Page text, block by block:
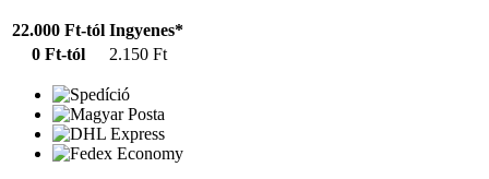
22.000 Ft-tól Ingyenes*
0 Ft-tól
2.150 Ft